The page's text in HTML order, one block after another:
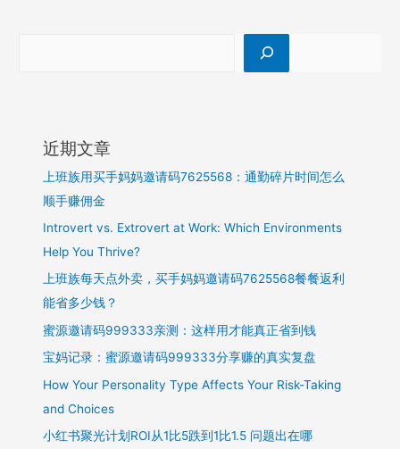
近期文章
上班族用买手妈妈邀请码7625568：通勤碎片时间怎么
顺手赚佣金
Introvert vs. Extrovert at Work: Which Environments
Help You Thrive?
上班族每天点外卖，买手妈妈邀请码7625568餐餐返利
能省多少钱？
蜜源邀请码999333亲测：这样用才能真正省到钱
宝妈记录：蜜源邀请码999333分享赚的真实复盘
How Your Personality Type Affects Your Risk-Taking
and Choices
小红书聚光计划ROI从1比5跌到1比1.5 问题出在哪